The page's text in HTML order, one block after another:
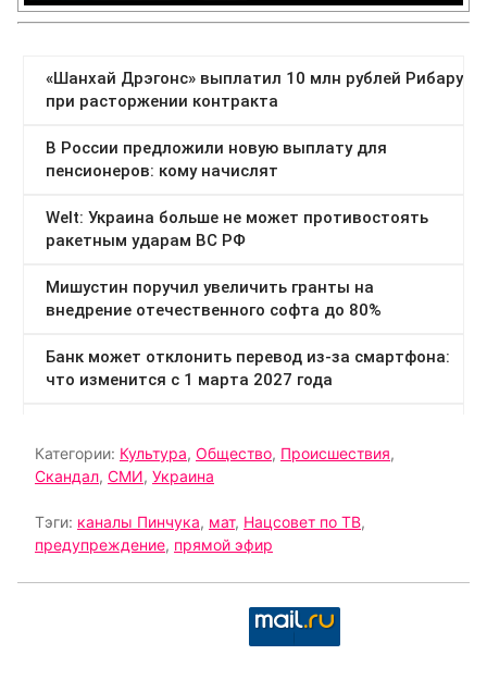
Категории: Культура, Общество, Происшествия,
Скандал, СМИ, Украина
Тэги: каналы Пинчука, мат, Нацсовет по ТВ,
предупреждение, прямой эфир